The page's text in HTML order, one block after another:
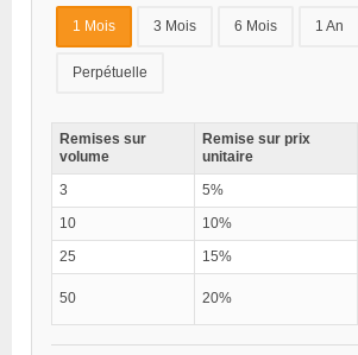
1 Mois 3 Mois 6 Mois 1 An
Perpétuelle
Remises sur
volume
Remise sur prix
unitaire
3
5%
10
10%
25
15%
50 20%